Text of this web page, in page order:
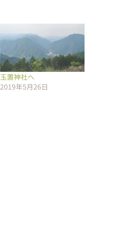
玉置神社へ
2019年5月26日